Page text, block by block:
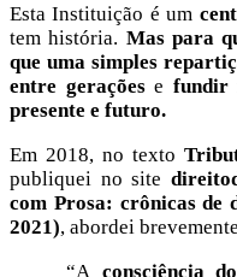
Esta Instituição é um
tem história. Mas para
que uma simples
entre geraçõese fundir
presente e futuro.
Em 2018, no texto
publiquei no site
com Prosa: crônicas de
2021), abordei
“A consciência